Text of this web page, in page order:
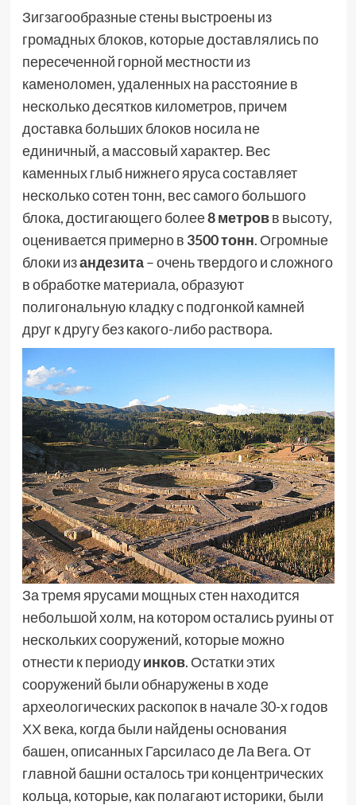
Зигзагообразные стены выстроены из
громадных блоков, которые доставлялись по
пересеченной горной местности из
каменоломен, удаленных на расстояние в
несколько десятков километров, причем
доставка больших блоков носила не
единичный, а массовый характер. Вес
каменных глыб нижнего яруса составляет
несколько сотен тонн, вес самого большого
блока, достигающего более8 метровв высоту,
оценивается примерно в 3500 тонн. Огромные
блоки изандезита– очень твердого и сложного
в обработке материала, образуют
полигональную кладку с подгонкой камней
друг к другу без какого-либо раствора.
За тремя ярусами мощных стен находится
небольшой холм, на котором остались руины от
нескольких сооружений, которые можно
отнести к периодуинков. Остатки этих
сооружений были обнаружены в ходе
археологических раскопок в начале 30-х годов
ХХ века, когда были найдены основания
башен, описанных Гарсиласо де Ла Вега. От
главной башни осталось три концентрических
кольца, которые, как полагают историки, были